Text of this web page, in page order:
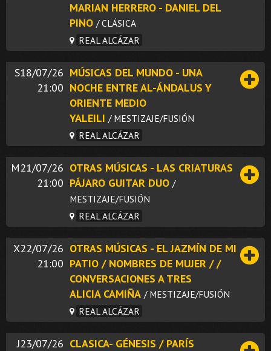
MARIAN HERRERO - DANIEL DEL
PINO / CLÁSICA
REAL ALCÁZAR
S18/07/26
21:00
MÚSICAS DEL MUNDO - UNA
NOCHE ENTRE AL-ÁNDALUS Y
ORIENTE MEDIO
YALEILI / MESTIZAJE/FUSIÓN
REAL ALCÁZAR
M21/07/26
21:00
OTRAS MÚSICAS - LAS CRIATURAS
PÁJARO GUITAR DUO /
MESTIZAJE/FUSIÓN
REAL ALCÁZAR
X22/07/26
21:00
OTRAS MÚSICAS - EL JAZMÍN DE MI
PATIO / NOMBRES DE MUJER / /
CONVERSACIONES A TRES
ALICIA CAMIÑA / MESTIZAJE/FUSIÓN
REAL ALCÁZAR
J23/07/26 CLASICA- GÉNESIS / PARÍS